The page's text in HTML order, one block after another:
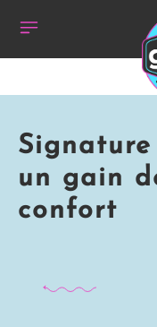
un gain
confort